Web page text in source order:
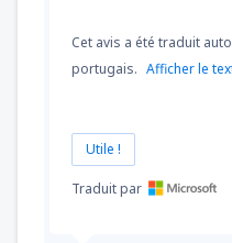
Cet avis a été traduit
portugais. Afficher le
Utile !
Traduit par